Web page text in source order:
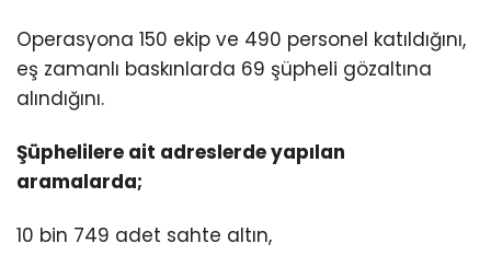
Operasyona 150 ekip ve 490 personel katıldığını,
eş zamanlı baskınlarda 69 şüpheli gözaltına
alındığını.
Şüphelilere ait adreslerde yapılan
aramalarda;
10 bin 749 adet sahte altın,